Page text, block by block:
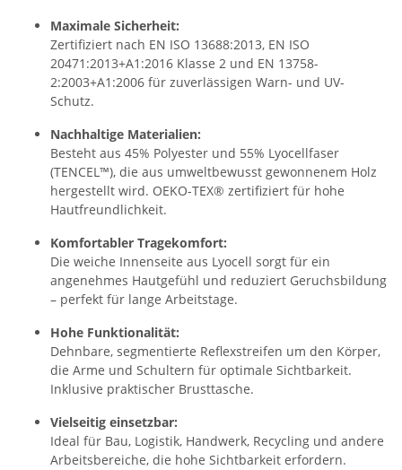
Maximale Sicherheit:
Zertifiziert nach EN ISO 13688:2013, EN ISO
20471:2013+A1:2016 Klasse 2 und EN 13758-
2:2003+A1:2006 für zuverlässigen Warn- und UV-
Schutz.
Nachhaltige Materialien:
Besteht aus 45% Polyester und 55% Lyocellfaser
(TENCEL™), die aus umweltbewusst gewonnenem Holz
hergestellt wird. OEKO-TEX® zertifiziert für hohe
Hautfreundlichkeit.
Komfortabler Tragekomfort:
Die weiche Innenseite aus Lyocell sorgt für ein
angenehmes Hautgefühl und reduziert Geruchsbildung
– perfekt für lange Arbeitstage.
Hohe Funktionalität:
Dehnbare, segmentierte Reflexstreifen um den Körper,
die Arme und Schultern für optimale Sichtbarkeit.
Inklusive praktischer Brusttasche.
Vielseitig einsetzbar:
Ideal für Bau, Logistik, Handwerk, Recycling und andere
Arbeitsbereiche, die hohe Sichtbarkeit erfordern.